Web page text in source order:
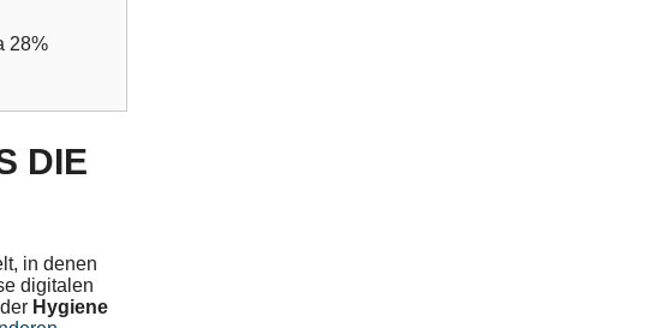
28%
DIE
in denen
digitalen
Hygiene